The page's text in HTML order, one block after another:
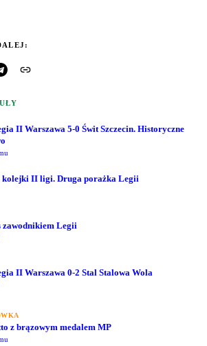
II Warszawa 5-0 Świt Szczecin. Historyczne
kolejki II ligi. Druga porażka Legii
zawodnikiem Legii
II Warszawa 0-2 Stal Stalowa Wola
z brązowym medalem MP